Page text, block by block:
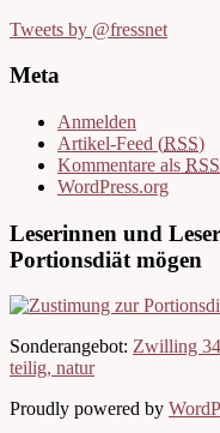
Tweets by @fressnet
Meta
Anmelden
Artikel-Feed (RSS)
Kommentare als RSS
WordPress.org
Leserinnen und
Portionsdiät mögen
Sonderangebot: Zwilling
teilig, natur
Proudly powered by